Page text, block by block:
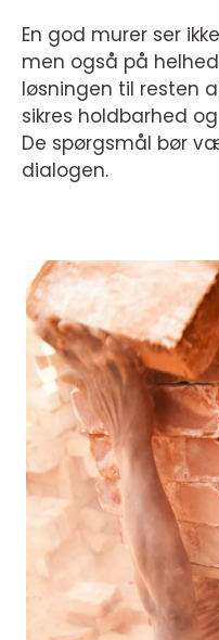
En god murer ser
men også på
løsningen til resten
sikres holdbarhed
De spørgsmål bør
dialogen.